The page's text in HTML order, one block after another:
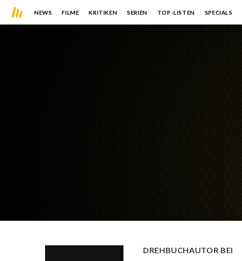
NEWS FILME KRITIKEN SERIEN TOP-LISTEN SPECIALS
DREHBUCHAUTOR BEI